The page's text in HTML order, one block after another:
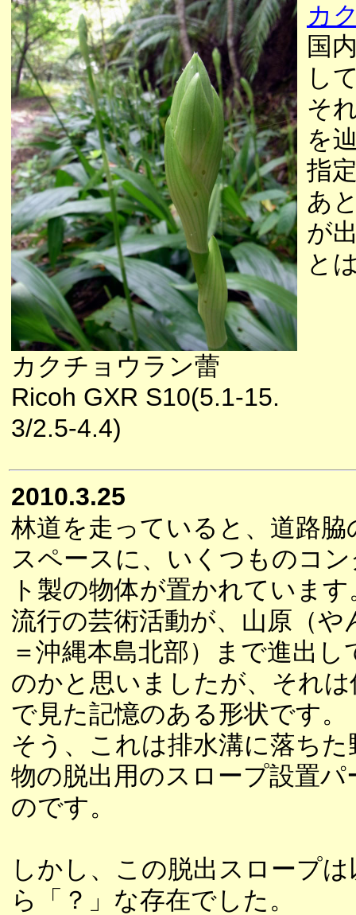
カクチョウラン蕾
Ricoh GXR S10(5.1-15.
3/2.5-4.4)
カ
国
し
そ
を
指
あ
が
と
2010.3.25
林道を走っていると、道路脇
スペースに、いくつものコ
ト製の物体が置かれています
流行の芸術活動が、山原（や
＝沖縄本島北部）まで進出し
のかと思いましたが、それ
で見た記憶のある形状です。
そう、これは排水溝に落ちた
物の脱出用のスロープ設置パ
のです。
しかし、この脱出スロープ
ら「？」な存在でした。